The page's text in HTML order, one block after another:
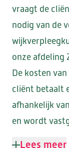
vraagt de
nodig van de
onze afdeling
De kosten
cliënt betaalt
afhankelijk
en wordt
Lees meer